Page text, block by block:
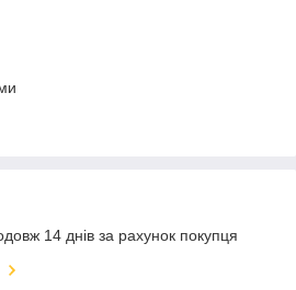
14 днів за рахунок покупця